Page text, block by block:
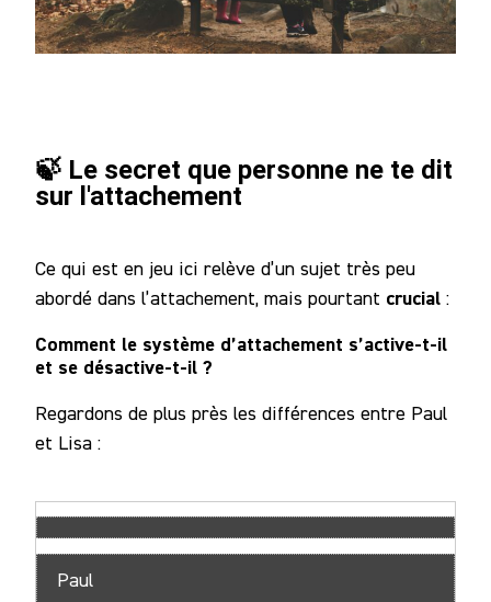
🍃 Le secret que personne ne te dit
sur l'attachement
Ce qui est en jeu ici relève d’un sujet très peu
abordé dans l’attachement, mais pourtant crucial :
Comment le système d’attachement s’active-t-il
et se désactive-t-il ?
Regardons de plus près les différences entre Paul
et Lisa :
Paul